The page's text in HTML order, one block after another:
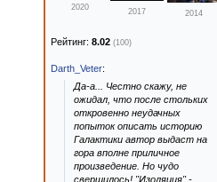
2020 2017 2014
Рейтинг: 8.02 (100)
Darth_Veter:
Да-а... Честно скажу, не
ожидал, что после стольких
откровенно неудачных
попыток описать историю
Галактики автор выдаст на
гора вполне приличное
произведение. Но чудо
свершилось! "Изоляция" -